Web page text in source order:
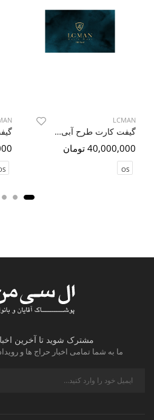
LCMAN
گیفت کارت طرح آبی ابروبادی 3
40,000,000 تومان
OS
مشترک شوید تا آخرین
ما به شما تمامی اخبار حراج ها و